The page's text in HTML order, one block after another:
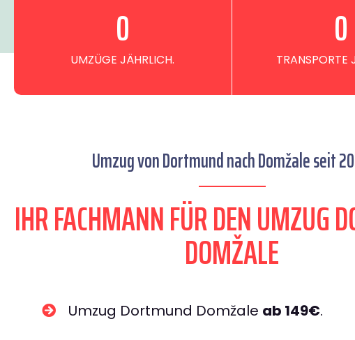
UMZÜGE JÄHRLICH.
0
TRANSPORTE
0
Umzug von Dortmund nach Domžale seit
IHR FACHMANN FÜR DEN UMZUG
DOMŽALE
Umzug Dortmund Domžale ab 149€.